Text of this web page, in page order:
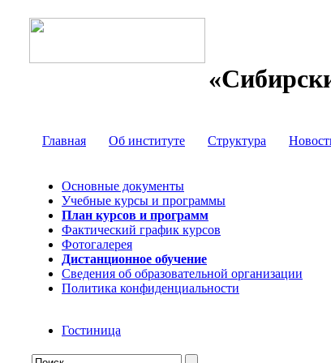
Главная Об институте Структура
Основные документы
Учебные курсы и программы
План курсов и программ
Фактический график курсов
Фотогалерея
Дистанционное обучение
Сведения об образовательной организации
Политика конфиденциальности
Гостиница